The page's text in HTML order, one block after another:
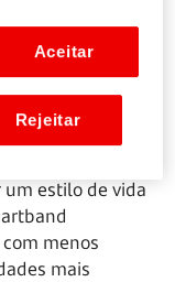
azeites,
o dia de
de um incentivo
estilo de vida
menos
mais
Aceitar
Rejeitar